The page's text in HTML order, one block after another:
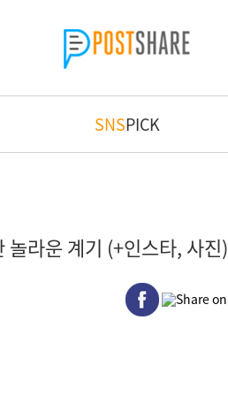
SNSPICK
놀라운 계기 (+인스타, 사진)